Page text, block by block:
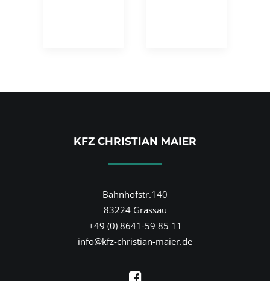
KFZ CHRISTIAN MAIER
Bahnhofstr.140
83224 Grassau
+49 (0) 8641-59 85 11
info@kfz-christian-maier.de